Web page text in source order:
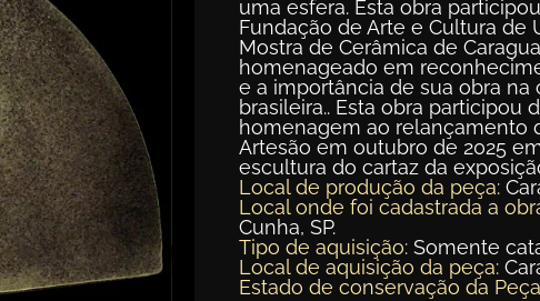
uma esfera. Esta obra
Fundação de Arte e Cultura de
Mostra de Cerâmica de
homenageado em
e a importância de sua obra
brasileira.. Esta obra participou
homenagem ao relançamento
Artesão em outubro de 2025
escultura do cartaz da
Local de produção da peça:
Local onde foi cadastrada a
Cunha, SP.
Tipo de aquisição:Somente
Local de aquisição da peça:
Estado de conservação da